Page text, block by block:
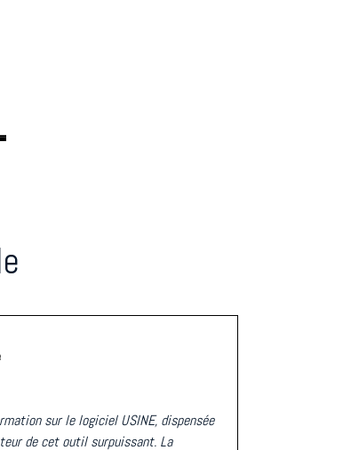
sur le logiciel USINE, dispensée
de cet outil surpuissant. La